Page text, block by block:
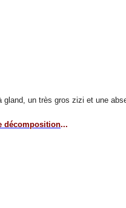
un très gros zizi et une
décomposition...